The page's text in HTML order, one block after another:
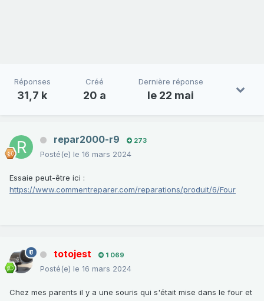
Réponses
31,7 k
Créé
20 a
Dernière réponse
le 22 mai
repar2000-r9 273
Posté(e) le 16 mars 2024
Essaie peut-être ici :
https://www.commentreparer.com/reparations/produit/6/Four
totojest 1 069
Posté(e) le 16 mars 2024
Chez mes parents il y a une souris qui s'était mise dans le four et